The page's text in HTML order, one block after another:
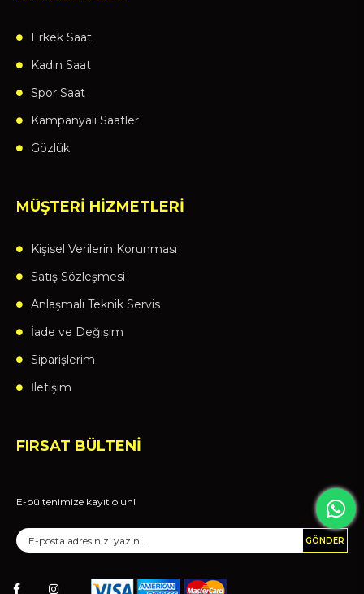
Erkek Saat
Kadın Saat
Spor Saat
Kampanyalı Saatler
Gözlük
MÜŞTERİ HİZMETLERİ
Kişisel Verilerin Korunması
Satış Sözleşmesi
Anlaşmalı Teknik Servis
İade ve Değişim
Siparişlerim
İletişim
FIRSAT BÜLTENİ
E-bültenimize kayıt olun!
GÖNDER